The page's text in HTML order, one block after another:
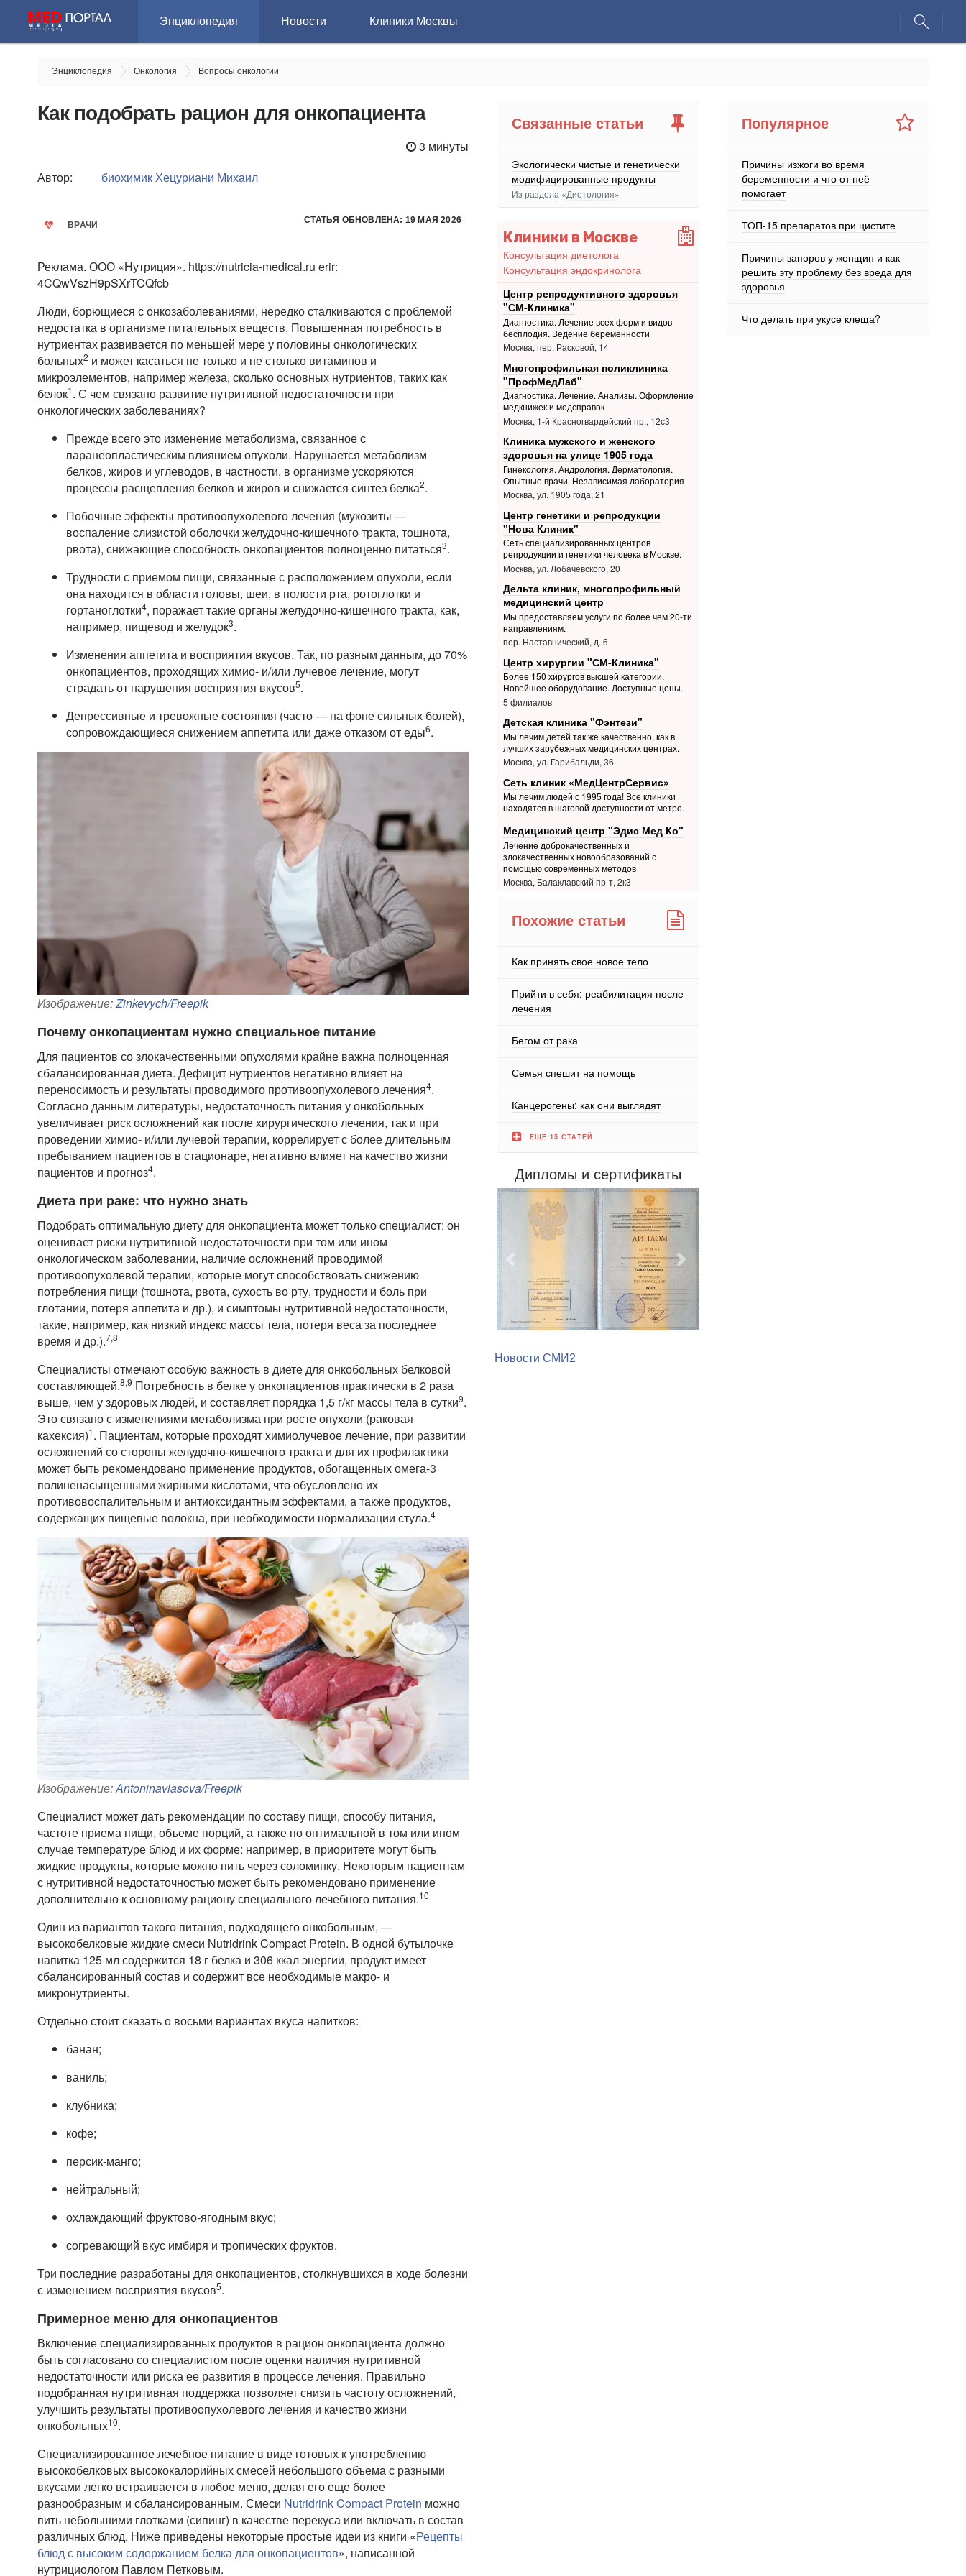
Энциклопедия Новости Клиники Москвы
Энциклопедия Онкология Вопросы онкологии
Как подобрать рацион для онкопациента
3 минуты
Автор:
биохимикХецуриани Михаил
ВРАЧИ СТАТЬЯ ОБНОВЛЕНА: 19 МАЯ 2026
Реклама. ООО «Нутриция». https://nutricia-medical.ru erir:
4CQwVszH9pSXrTCQfcb
Люди, борющиеся с онкозаболеваниями, нередко сталкиваются с проблемой
недостатка в организме питательных веществ. Повышенная потребность в
нутриентах развивается по меньшей мере у половины онкологических
больных2 и может касаться не только и не столько витаминов и
микроэлементов, например железа, сколько основных нутриентов, таких как
белок1. С чем связано развитие нутритивной недостаточности при
онкологических заболеваниях?
Прежде всего это изменение метаболизма, связанное с
паранеопластическим влиянием опухоли. Нарушается метаболизм
белков, жиров и углеводов, в частности, в организме ускоряются
процессы расщепления белков и жиров и снижается синтез белка2.
Побочные эффекты противоопухолевого лечения (мукозиты —
воспаление слизистой оболочки желудочно-кишечного тракта, тошнота,
рвота), снижающие способность онкопациентов полноценно питаться3.
Трудности с приемом пищи, связанные с расположением опухоли, если
она находится в области головы, шеи, в полости рта, ротоглотки и
гортаноглотки4, поражает такие органы желудочно-кишечного тракта, как,
например, пищевод и желудок3.
Изменения аппетита и восприятия вкусов. Так, по разным данным, до 70%
онкопациентов, проходящих химио- и/или лучевое лечение, могут
страдать от нарушения восприятия вкусов5.
Депрессивные и тревожные состояния (часто — на фоне сильных болей),
сопровождающиеся снижением аппетита или даже отказом от еды6.
Изображение:Zinkevych/Freepik
Почему онкопациентам нужно специальное питание
Для пациентов со злокачественными опухолями крайне важна полноценная
сбалансированная диета. Дефицит нутриентов негативно влияет на
переносимость и результаты проводимого противоопухолевого лечения4.
Согласно данным литературы, недостаточность питания уонкобольных
увеличивает риск осложнений как после хирургического лечения, так и при
проведении химио- и/или лучевой терапии, коррелирует с более длительным
пребыванием пациентов в стационаре, негативно влияет на качество жизни
пациентов и прогноз4.
Диета при раке: что нужно знать
Подобрать оптимальную диету для онкопациента может только специалист: он
оценивает риски нутритивной недостаточности при том или ином
онкологическом заболевании, наличие осложнений проводимой
противоопухолевой терапии, которые могут способствовать снижению
потребления пищи (тошнота, рвота, сухость во рту, трудности и боль при
глотании, потеря аппетита и др.), и симптомы нутритивной недостаточности,
такие, например, как низкий индекс массы тела, потеря веса за последнее
время и др.).7,8
Специалисты отмечают особую важность в диете для онкобольных белковой
составляющей.8,9 Потребность в белке у онкопациентов практически в 2 раза
выше, чем у здоровых людей, и составляет порядка 1,5 г/кг массы тела в сутки9.
Это связано с изменениями метаболизма при росте опухоли (раковая
кахексия)1. Пациентам, которые проходят химиолучевое лечение, при развитии
осложнений со стороны желудочно-кишечного тракта и для их профилактики
может быть рекомендовано применение продуктов, обогащенных омега-3
полиненасыщенными жирными кислотами, что обусловлено их
противовоспалительным и антиоксидантным эффектами, а также продуктов,
содержащих пищевые волокна, при необходимости нормализации стула.4
Изображение:Antoninavlasova/Freepik
Специалист может дать рекомендации по составу пищи, способу питания,
частоте приема пищи, объеме порций, а также по оптимальной в том или ином
случае температуре блюд и их форме: например, в приоритете могут быть
жидкие продукты, которые можно пить через соломинку. Некоторым пациентам
с нутритивной недостаточностью может быть рекомендовано применение
дополнительно к основному рациону специального лечебного питания.10
Один из вариантов такого питания, подходящего онкобольным, —
высокобелковые жидкие смеси Nutridrink Compact Protein. В одной бутылочке
напитка 125 мл содержится 18 г белка и 306 ккал энергии, продукт имеет
сбалансированный состав и содержит все необходимые макро- и
микронутриенты.
Отдельно стоит сказать о восьми вариантах вкуса напитков:
банан;
ваниль;
клубника;
кофе;
персик-манго;
нейтральный;
охлаждающий фруктово-ягодным вкус;
согревающий вкус имбиря и тропических фруктов.
Три последние разработаны для онкопациентов, столкнувшихся в ходе болезни
с изменением восприятия вкусов5.
Примерное меню для онкопациентов
Включение специализированных продуктов в рацион онкопациента должно
быть согласовано со специалистом после оценки наличия нутритивной
недостаточности или риска ее развития в процессе лечения. Правильно
подобранная нутритивная поддержка позволяет снизить частоту осложнений,
улучшить результаты противоопухолевого лечения и качество жизни
онкобольных10.
Специализированное лечебное питание в виде готовых к употреблению
высокобелковых высококалорийных смесей небольшого объема с разными
вкусами легко встраивается в любое меню, делая его еще более
разнообразным и сбалансированным. Смеси Nutridrink Compact Protein можно
пить небольшими глотками (сипинг) в качестве перекуса или включать в состав
различных блюд. Ниже приведены некоторые простые идеи из книги «Рецепты
блюд с высоким содержанием белка для онкопациентов», написанной
нутрициологом Павлом Петковым.
Связанные статьи
Экологически чистые и генетически
модифицированные продукты
Из раздела «Диетология»
Клиники в Москве
Консультация диетолога
Консультация эндокринолога
Центр репродуктивного здоровья
"СМ-Клиника"
Диагностика. Лечение всех форм и видов
бесплодия. Ведение беременности
Москва, пер. Расковой, 14
Многопрофильная поликлиника
"ПрофМедЛаб"
Диагностика. Лечение. Анализы. Оформление
медкнижек и медсправок
Москва, 1-й Красногвардейский пр., 12с3
Клиника мужского и женского
здоровья на улице 1905 года
Гинекология. Андрология. Дерматология.
Опытные врачи. Независимая лаборатория
Москва, ул. 1905 года, 21
Центр генетики и репродукции
"Нова Клиник"
Сеть специализированных центров
репродукции и генетики человека в Москве.
Москва, ул. Лобачевского, 20
Дельта клиник, многопрофильный
медицинский центр
Мы предоставляем услуги по более чем 20-ти
направлениям.
пер. Наставнический, д. 6
Центр хирургии "СМ-Клиника"
Более 150 хирургов высшей категории.
Новейшее оборудование. Доступные цены.
5 филиалов
Детская клиника "Фэнтези"
Мы лечим детей так же качественно, как в
лучших зарубежных медицинских центрах.
Москва, ул. Гарибальди, 36
Сеть клиник «МедЦентрСервис»
Мы лечим людей с 1995 года! Все клиники
находятся в шаговой доступности от метро.
Медицинский центр "Эдис Мед Ко"
Лечение доброкачественных и
злокачественных новообразований с
помощью современных методов
Москва, Балаклавский пр-т, 2к3
Похожие статьи
Как принять свое новое тело
Прийти в себя: реабилитация после
лечения
Бегом от рака
Семья спешит на помощь
Канцерогены: как они выглядят
ЕЩЕ 15 СТАТЕЙ
Дипломы и сертификаты
Следующий
Популярное
Причины изжоги во время
беременности и что от неё
помогает
ТОП-15 препаратов при цистите
Причины запоров у женщин и как
решить эту проблему без вреда для
здоровья
Что делать при укусе клеща?
Новости СМИ2